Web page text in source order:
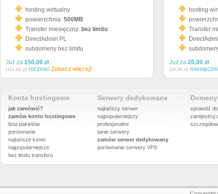
hosting wirtualny
powierzchnia: 500MB
Transfer miesięczny: bez limitu
DirectAdmin PL
subdomeny bez limitu
Już za 150,00 zł
(121,95 zł) rocznie! Zobacz więcej!
hosting
Transfer
Już za 20,00 zł
(16,26 zł)
Konta hostingowe
jak zamówić?
zamów konto hostingowe
lista pakietów
porównanie
najtańsze konto
najpopularniejsze
bez limitu transferu
Serwery dedykowane
najtańszy serwer
najpopularniejszy
profesjonalne
tanie serwery
zamów serwer dedykowany
porównanie serwery VPS
sprawdź
zarejestruj